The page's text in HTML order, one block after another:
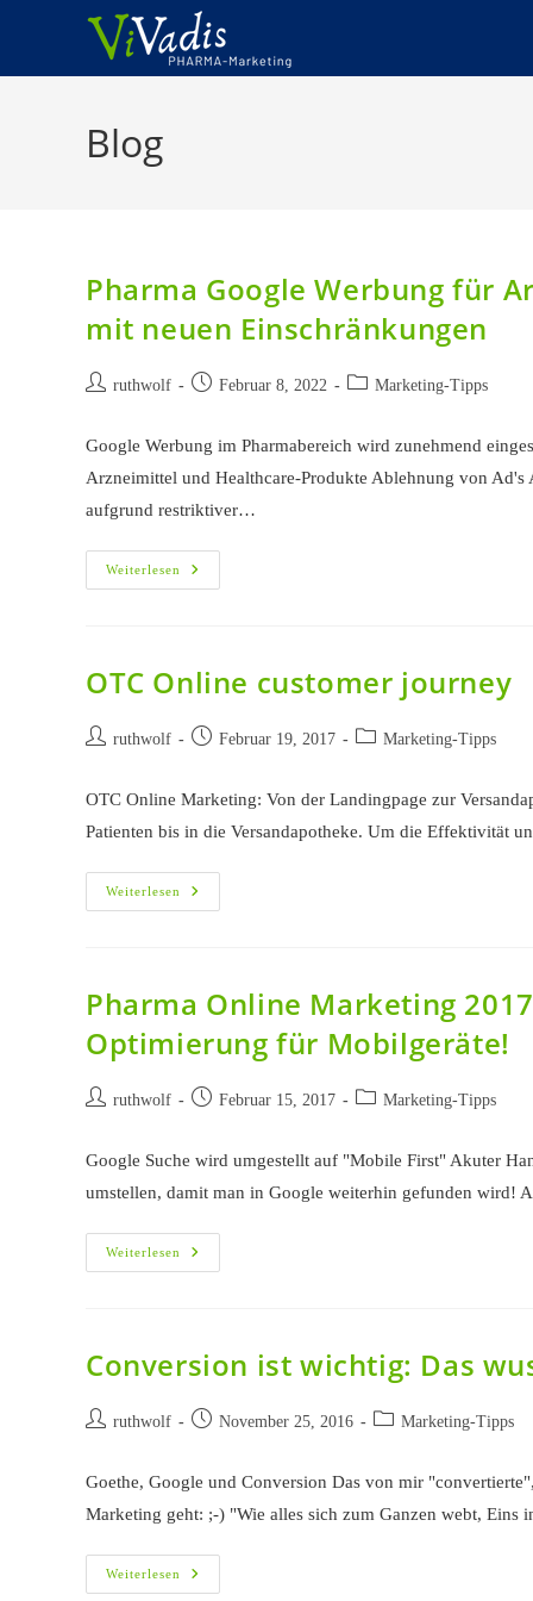
springen
Blog
Pharma Google Werbung für
mit neuen Einschränkungen
Beitrags-
ruthwolf
BeitragFebruar 8, 2022
Beitrags-
Marketing-Tipps
Google Werbung im Pharmabereich wird zunehmend
Arzneimittel und Healthcare-Produkte Ablehnung von
aufgrund restriktiver…
Weiterlesen
Pharma
Google
Healthcare-
Produkte
Einschränkungen
OTC Online customer journey
Beitrags-
ruthwolf
BeitragFebruar 19, 2017
Beitrags-
Marketing-Tipps
OTC Online Marketing: Von der Landingpage zur
Patienten bis in die Versandapotheke. Um die Effektivität
Weiterlesen
OTC
Online
Pharma Online Marketing
Optimierung für Mobilgeräte!
Beitrags-
ruthwolf
BeitragFebruar 15, 2017
Beitrags-
Marketing-Tipps
Google Suche wird umgestellt auf "Mobile First" Akuter
umstellen, damit man in Google weiterhin gefunden
Weiterlesen
Pharma
Online
Fordert
Website-
Mobilgeräte!
Conversion ist wichtig: Das
Beitrags-
ruthwolf
BeitragNovember 25, 2016
Beitrags-
Marketing-Tipps
Goethe, Google und Conversion Das von mir
Marketing geht: ;-) "Wie alles sich zum Ganzen webt, Eins
Weiterlesen
Conversion
Ist